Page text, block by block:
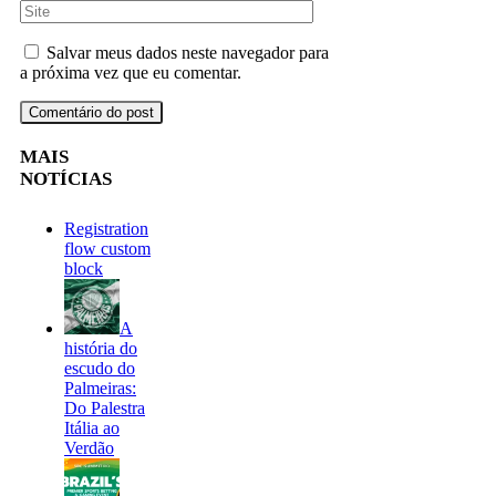
Salvar meus dados neste navegador para
a próxima vez que eu comentar.
MAIS
NOTÍCIAS
Registration
flow custom
block
A
história do
escudo do
Palmeiras:
Do Palestra
Itália ao
Verdão